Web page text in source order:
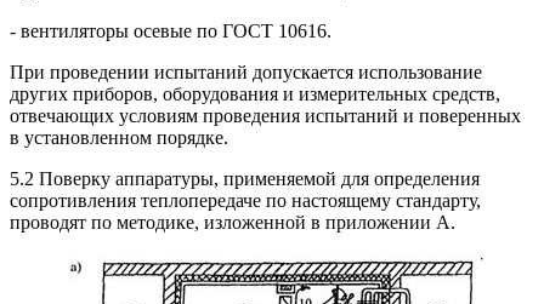
- вентиляторы осевые по ГОСТ 10616.
При проведении испытаний допускается использование
других приборов, оборудования и измерительных средств,
отвечающих условиям проведения испытаний и поверенных
в установленном порядке.
5.2 Поверку аппаратуры, применяемой для определения
сопротивления теплопередаче по настоящему стандарту,
проводят по методике, изложенной в приложении А.